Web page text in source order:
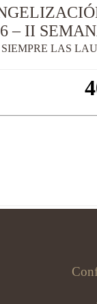
– II
LAS